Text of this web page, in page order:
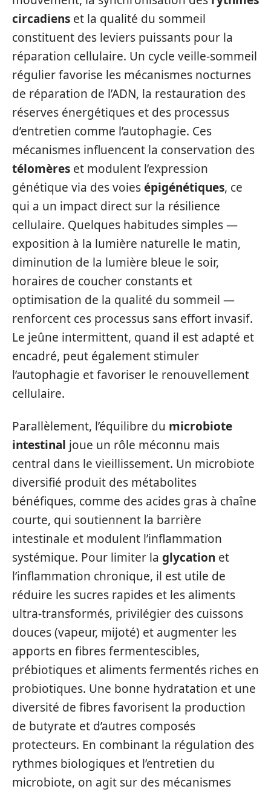
circadiens et la qualité du sommeil
constituent des leviers puissants pour la
réparation cellulaire. Un cycle veille-sommeil
régulier favorise les mécanismes nocturnes
de réparation de l’ADN, la restauration des
réserves énergétiques et des processus
d’entretien comme l’autophagie. Ces
mécanismes influencent la conservation des
télomères et modulent l’expression
génétique via des voiesépigénétiques, ce
qui a un impact direct sur la résilience
cellulaire. Quelques habitudes simples —
exposition à la lumière naturelle le matin,
diminution de la lumière bleue le soir,
horaires de coucher constants et
optimisation de la qualité du sommeil —
renforcent ces processus sans effort invasif.
Le jeûne intermittent, quand il est adapté et
encadré, peut également stimuler
l’autophagie et favoriser le renouvellement
cellulaire.
Parallèlement, l’équilibre du microbiote
intestinal joue un rôle méconnu mais
central dans le vieillissement. Un microbiote
diversifié produit des métabolites
bénéfiques, comme des acides gras à chaîne
courte, qui soutiennent la barrière
intestinale et modulent l’inflammation
systémique. Pour limiter la glycation et
l’inflammation chronique, il est utile de
réduire les sucres rapides et les aliments
ultra-transformés, privilégier des cuissons
douces (vapeur, mijoté) et augmenter les
apports en fibres fermentescibles,
prébiotiques et aliments fermentés riches en
probiotiques. Une bonne hydratation et une
diversité de fibres favorisent la production
de butyrate et d’autres composés
protecteurs. En combinant la régulation des
rythmes biologiques et l’entretien du
microbiote, on agit sur des mécanismes